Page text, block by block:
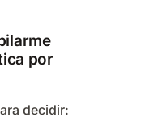
por
decidir: